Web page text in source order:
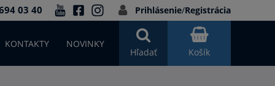
03 40 Prihlásenie/Registrácia
Košík
Hľadať
KONTAKTY NOVINKY